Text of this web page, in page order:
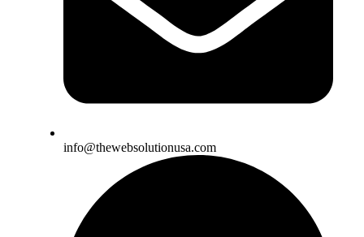
info@thewebsolutionusa.com